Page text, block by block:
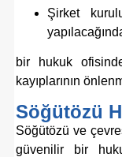
Şirket
bir hukuk
kayıplarının
Söğütözü
Söğütözü ve
güvenilir bir